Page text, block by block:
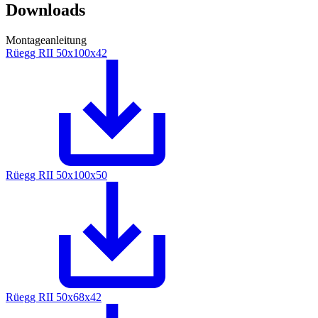
Downloads
Montageanleitung
Rüegg RII 50x100x42
Rüegg RII 50x100x50
Rüegg RII 50x68x42